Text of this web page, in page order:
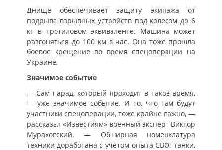
Днище обеспечивает защиту экипажа от
подрыва взрывных устройств под колесом до 6
кг в тротиловом эквиваленте. Машина может
разгоняться до 100 км в час. Она тоже прошла
боевое крещение во время спецоперации на
Украине.
Значимое событие
— Сам парад, который проходит в такое время,
— уже значимое событие. И то, что там будут
участники спецоперации, тоже крайне важно, —
рассказал «Известиям» военный эксперт Виктор
Мураховский. — Обширная номенклатура
техники доработана с учетом опыта СВО: танки,